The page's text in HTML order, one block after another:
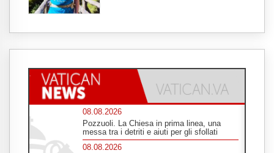
08.08.2026
Pozzuoli. La Chiesa in prima linea, una
messa tra i detriti e aiuti per gli sfollati
08.08.2026